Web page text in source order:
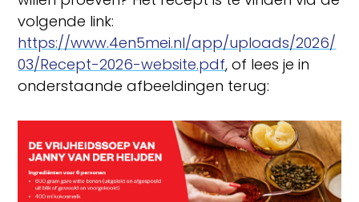
volgende link:
https://www.4en5mei.nl/app/uploads/2026/
03/Recept-2026-website.pdf, of lees je in
onderstaande afbeeldingen terug: